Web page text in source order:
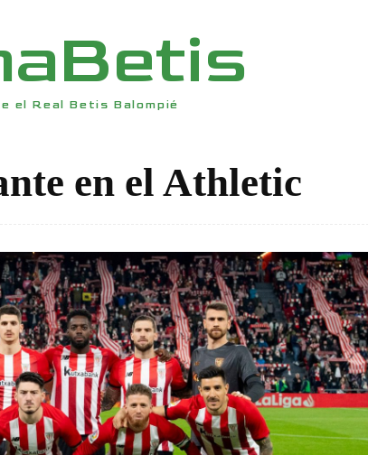
el Real Betis Balompié
en el Athletic